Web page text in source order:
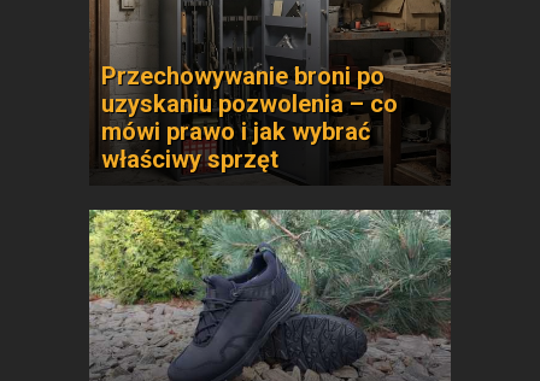
Przechowywanie broni po
uzyskaniu pozwolenia – co
mówi prawo i jak wybrać
właściwy sprzęt